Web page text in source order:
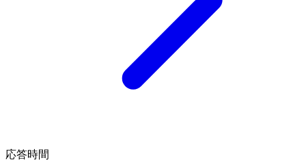
応答時間